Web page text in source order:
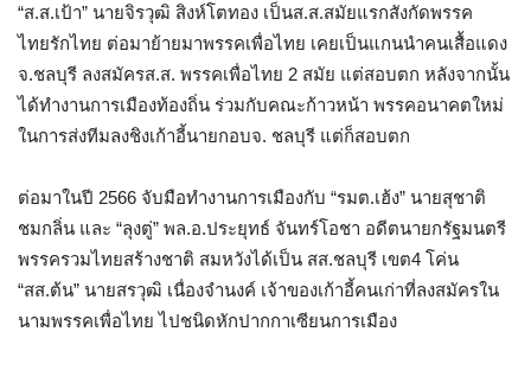
“ส.ส.เป้า” นายจิรวุฒิ สิงห์โตทอง เป็นส.ส.สมัยแรกสังกัดพรรค
ไทยรักไทย ต่อมาย้ายมาพรรคเพื่อไทย เคยเป็นแกนนำคนเสื้อแดง
จ.ชลบุรี ลงสมัครส.ส. พรรคเพื่อไทย 2 สมัย แต่สอบตก หลังจากนั้น
ได้ทำงานการเมืองท้องถิ่น ร่วมกับคณะก้าวหน้า พรรคอนาคตใหม่
ในการส่งทีมลงชิงเก้าอี้นายกอบจ. ชลบุรี แต่ก็สอบตก
ต่อมาในปี 2566 จับมือทำงานการเมืองกับ “รมต.เฮ้ง” นายสุชาติ
ชมกลิ่น และ “ลุงตู่” พล.อ.ประยุทธ์ จันทร์โอชา อดีตนายกรัฐมนตรี
พรรครวมไทยสร้างชาติ สมหวังได้เป็น สส.ชลบุรี เขต4 โค่น
“สส.ต้น” นายสรวุฒิ เนื่องจำนงค์ เจ้าของเก้าอี้คนเก่าที่ลงสมัครใน
นามพรรคเพื่อไทย ไปชนิดหักปากกาเซียนการเมือง